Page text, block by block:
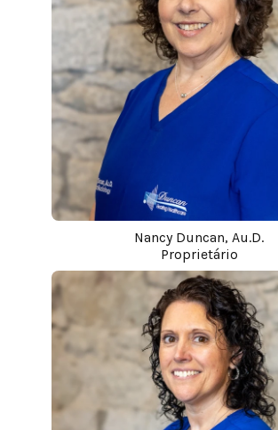
Nancy Duncan, Au.D.
Proprietário